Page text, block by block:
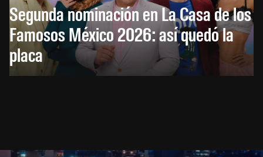
Segunda nominación en La Casa de los
Famosos México 2026: así quedó la
placa